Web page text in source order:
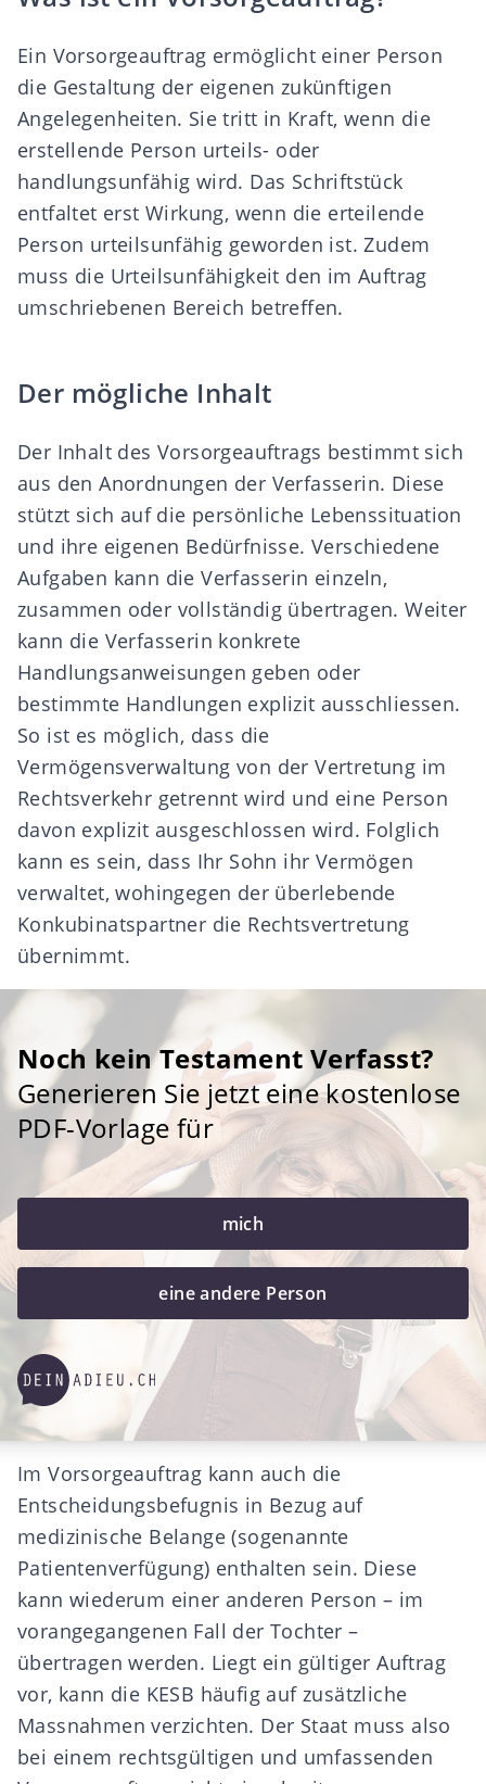
Ein Vorsorgeauftrag ermöglicht einer Person
die Gestaltung der eigenen zukünftigen
Angelegenheiten. Sie tritt in Kraft, wenn die
erstellende Person urteils- oder
handlungsunfähig wird. Das Schriftstück
entfaltet erst Wirkung, wenn die erteilende
Person urteilsunfähig geworden ist. Zudem
muss die Urteilsunfähigkeit den im Auftrag
umschriebenen Bereich betreffen.
Der mögliche Inhalt
Der Inhalt des Vorsorgeauftrags bestimmt sich
aus den Anordnungen der Verfasserin. Diese
stützt sich auf die persönliche Lebenssituation
und ihre eigenen Bedürfnisse. Verschiedene
Aufgaben kann die Verfasserin einzeln,
zusammen oder vollständig übertragen. Weiter
kann die Verfasserin konkrete
Handlungsanweisungen geben oder
bestimmte Handlungen explizit ausschliessen.
So ist es möglich, dass die
Vermögensverwaltung von der Vertretung im
Rechtsverkehr getrennt wird und eine Person
davon explizit ausgeschlossen wird. Folglich
kann es sein, dass Ihr Sohn ihr Vermögen
verwaltet, wohingegen der überlebende
Konkubinatspartner die Rechtsvertretung
übernimmt.
Noch kein Testament Verfasst?
Generieren Sie jetzt eine kostenlose
PDF-Vorlage für
mich
eine andere Person
Im Vorsorgeauftrag kann auch die
Entscheidungsbefugnis in Bezug auf
medizinische Belange (sogenannte
Patientenverfügung) enthalten sein. Diese
kann wiederum einer anderen Person – im
vorangegangenen Fall der Tochter –
übertragen werden. Liegt ein gültiger Auftrag
vor, kann die KESB häufig auf zusätzliche
Massnahmen verzichten. Der Staat muss also
bei einem rechtsgültigen und umfassenden